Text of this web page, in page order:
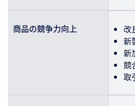
商品の競争力向上
改
新
新
競
取